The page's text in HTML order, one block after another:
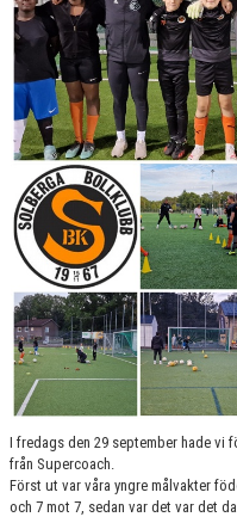
I fredags den 29 september hade vi
från Supercoach.
Först ut var våra yngre målvakter
och 7 mot 7, sedan var det var det